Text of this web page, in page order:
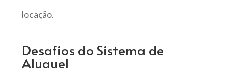
locação.
Desafios do Sistema de
Aluguel